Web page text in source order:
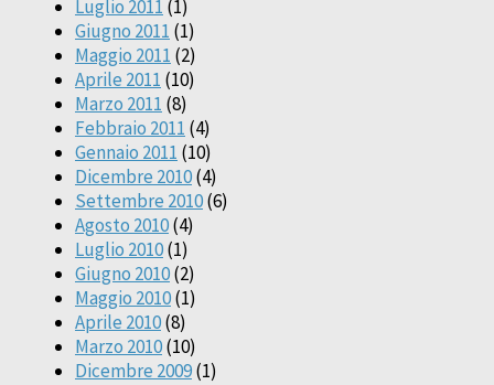
Luglio 2011 (1)
Giugno 2011 (1)
Maggio 2011 (2)
Aprile 2011 (10)
Marzo 2011 (8)
Febbraio 2011 (4)
Gennaio 2011 (10)
Dicembre 2010(4)
Settembre 2010(6)
Agosto 2010(4)
Luglio 2010(1)
Giugno 2010(2)
Maggio 2010(1)
Aprile 2010(8)
Marzo 2010(10)
Dicembre 2009(1)